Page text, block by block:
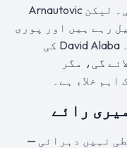
کاؤنٹر اٹیک کی کوشش کرنی ہوگی۔ لیکن Arnautovic
رہے ہیں اور پوری
ٹیم کو اکیلے کھینچ نہیں سکتے۔ David Alaba کی
گی، مگر
رائے
نہیں دہرائی —